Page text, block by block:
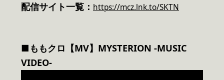
配信サイト一覧： https://mcz.lnk.to/SKTN
■ももクロ【MV】MYSTERION -MUSIC
VIDEO-